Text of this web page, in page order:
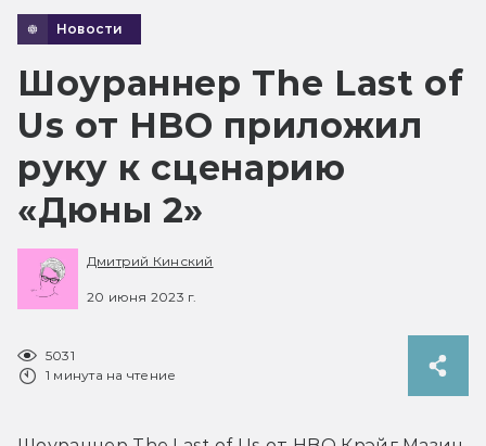
Новости
Шоураннер The Last of
Us от HBO приложил
руку к сценарию
«Дюны 2»
Дмитрий Кинский
20 июня 2023 г.
5031
1 минута на чтение